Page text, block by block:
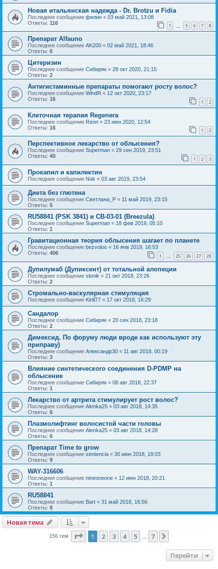
Новая итальянская надежда - Dr. Brotzu и Fidia
Последнее сообщение филин « 03 май 2021, 13:08
Ответы: 116 1 5 6 7 8
Препарат Alfauno
Последнее сообщение AK200 « 02 май 2021, 18:46
Ответы: 6
Цитеризин
Последнее сообщение Сибиряк « 28 окт 2020, 21:15
Ответы: 2
Антигистаминные препараты помогают росту волос?
Последнее сообщение WindR « 12 окт 2020, 23:17
Ответы: 16 1 2
Клеточная терапия Regenera
Последнее сообщение Reon « 23 июн 2020, 12:54
Ответы: 16 1 2
Перспективное лекарство от облысения?
Последнее сообщение Superman « 29 сен 2019, 23:51
Ответы: 40 1 2 3
Прокапил и капилектин
Последнее сообщение Nok « 03 авг 2019, 23:54
Диета без глютена
Последнее сообщение Светлана_P « 11 май 2019, 23:15
Ответы: 5
RU58841 (PSK 3841) и CB-03-01 (Breezula)
Последнее сообщение Superman « 18 фев 2019, 05:10
Ответы: 1
Гравитационная теория облысения шагает по планете
Последнее сообщение bezvolos « 16 янв 2019, 16:53
Ответы: 406 1 … 25 26 27 28
Дупилумаб (Дупиксент) от тотальной алопеции
Последнее сообщение slonik « 21 окт 2018, 23:26
Ответы: 2
Стромально-васкулярная стимуляция
Последнее сообщение Kirill77 « 17 окт 2018, 16:29
Сандалор
Последнее сообщение Сибиряк « 20 сен 2018, 23:18
Ответы: 2
Димексид. По форуму люди вроде как используют эту
приправу)
Последнее сообщение Александр30 « 11 авг 2018, 00:19
Ответы: 3
Влияние синтетического соединения D-PDMP на
облысение
Последнее сообщение Сибиряк « 08 авг 2018, 22:37
Ответы: 1
Лекарство от артрита стимулирует рост волос?
Последнее сообщение Alenka25 « 03 авг 2018, 14:35
Ответы: 6
Плазмолифтинг волосистой части головы
Последнее сообщение Alenka25 « 03 авг 2018, 14:28
Ответы: 6
Препарат Time to grow
Последнее сообщение sentencia « 30 июн 2018, 18:03
Ответы: 9
WAY-316606
Последнее сообщение nineoneone « 12 июн 2018, 20:21
Ответы: 1
RU58841
Последнее сообщение Bart « 31 май 2018, 16:56
Ответы: 8
Новая тема
156 тем Страница из
1 2 3 4 5 7
Перейти